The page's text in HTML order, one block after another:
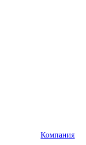
Компания